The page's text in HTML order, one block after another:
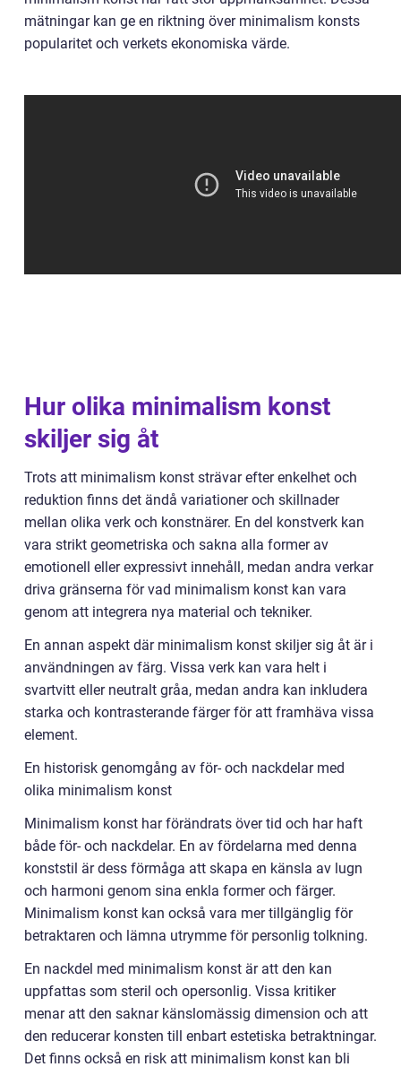
mätningar kan ge en riktning över minimalism konsts
popularitet och verkets ekonomiska värde.
Hur olika minimalism konst
skiljer sig åt
Trots att minimalism konst strävar efter enkelhet och
reduktion finns det ändå variationer och skillnader
mellan olika verk och konstnärer. En del konstverk kan
vara strikt geometriska och sakna alla former av
emotionell eller expressivt innehåll, medan andra verkar
driva gränserna för vad minimalism konst kan vara
genom att integrera nya material och tekniker.
En annan aspekt där minimalism konst skiljer sig åt är i
användningen av färg. Vissa verk kan vara helt i
svartvitt eller neutralt gråa, medan andra kan inkludera
starka och kontrasterande färger för att framhäva vissa
element.
En historisk genomgång av för- och nackdelar med
olika minimalism konst
Minimalism konst har förändrats över tid och har haft
både för- och nackdelar. En av fördelarna med denna
konststil är dess förmåga att skapa en känsla av lugn
och harmoni genom sina enkla former och färger.
Minimalism konst kan också vara mer tillgänglig för
betraktaren och lämna utrymme för personlig tolkning.
En nackdel med minimalism konst är att den kan
uppfattas som steril och opersonlig. Vissa kritiker
menar att den saknar känslomässig dimension och att
den reducerar konsten till enbart estetiska betraktningar.
Det finns också en risk att minimalism konst kan bli